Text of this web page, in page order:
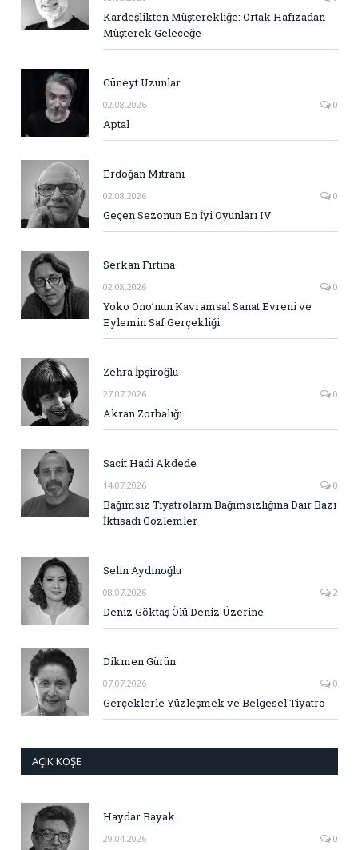
Kardeşlikten Müşterekliğe: Ortak Hafızadan
Müşterek Geleceğe
Cüneyt Uzunlar
02.08.2026 0
Aptal
Erdoğan Mitrani
02.08.2026 0
Geçen Sezonun En İyi Oyunları IV
Serkan Fırtına
02.08.2026 0
Yoko Ono’nun Kavramsal Sanat Evreni ve
Eylemin Saf Gerçekliği
Zehra İpşiroğlu
27.07.2026 0
Akran Zorbalığı
Sacit Hadi Akdede
14.07.2026 0
Bağımsız Tiyatroların Bağımsızlığına Dair Bazı
İktisadi Gözlemler
Selin Aydınoğlu
08.07.2026 2
Deniz Göktaş Ölü Deniz Üzerine
Dikmen Gürün
07.07.2026 0
Gerçeklerle Yüzleşmek ve Belgesel Tiyatro
AÇIK KÖŞE
Haydar Bayak
29.04.2026 0